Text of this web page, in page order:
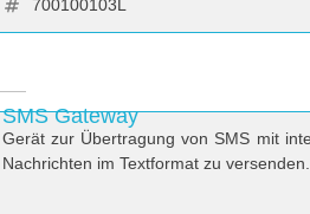
700100103L
SMS Gateway
Gerät zur Übertragung von SMS mit
Nachrichten im Textformat zu versenden.